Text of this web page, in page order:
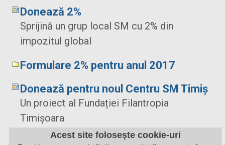
Donează 2%
Sprijină un grup local SM cu 2% din
impozitul global
Formulare 2% pentru anul 2017
Donează pentru noul Centru SM Timiș
Un proiect al Fundației Filantropia
Timișoara
Eveniment caritabil SM la Timișoara
Acest site folosește cookie-uri